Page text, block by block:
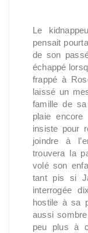
Le
pensait
de son
échappé
frappé à
laissé un
famille de
plaie encore
insiste pour
joindre à
trouvera la
volé son
tant pis si
interrogée
hostile à sa
aussi sombre
peu plus à